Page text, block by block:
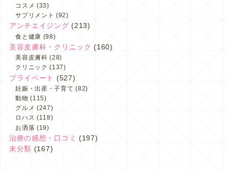
コスメ (33)
サプリメント (92)
アンチエイジング (213)
食と健康 (98)
美容皮膚科・クリニック (160)
美容皮膚科 (28)
クリニック (137)
プライベート (527)
妊娠・出産・子育て (82)
動物 (115)
グルメ (247)
ロハス (118)
お洒落 (19)
治療の感想・口コミ
(197)
未分類 (167)